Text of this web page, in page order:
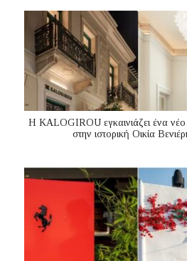
Η KALOGIROU εγκαινιάζει ένα
στην ιστορική Οικία